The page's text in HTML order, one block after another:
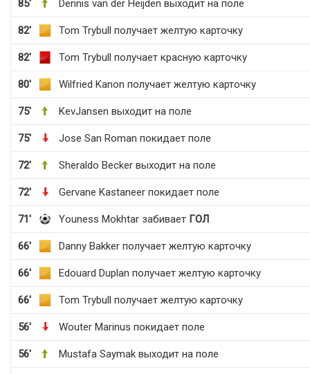
85' Dennis van der Heijden выходит на поле
82' Tom Trybull получает желтую карточку
82' Tom Trybull получает красную карточку
80' Wilfried Kanon получает желтую карточку
75' KevJansen выходит на поле
75' Jose San Roman покидает поле
72' Sheraldo Becker выходит на поле
72' Gervane Kastaneer покидает поле
71' Youness Mokhtar забивает ГОЛ
66' Danny Bakker получает желтую карточку
66' Edouard Duplan получает желтую карточку
66' Tom Trybull получает желтую карточку
56' Wouter Marinus покидает поле
56' Mustafa Saymak выходит на поле